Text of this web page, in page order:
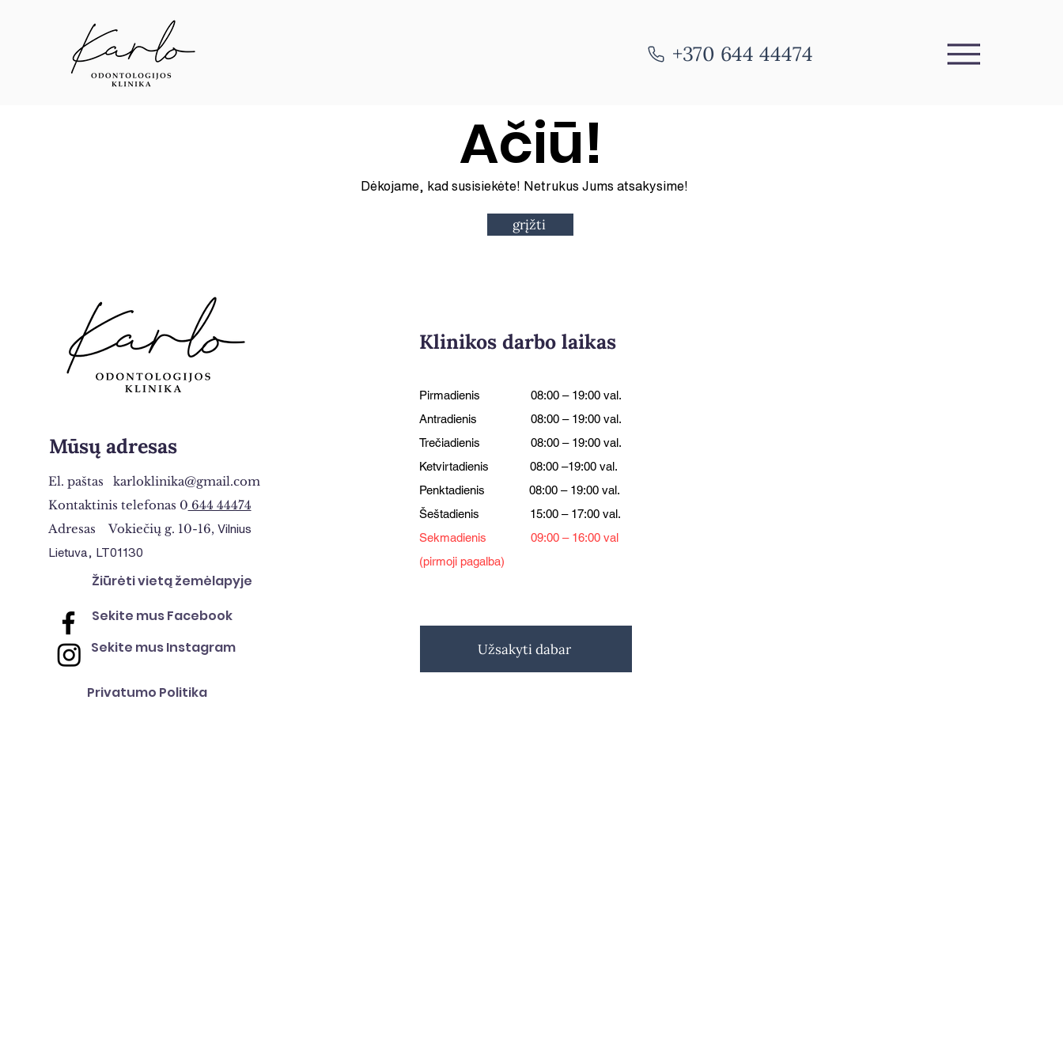
+370 644 44474
Ačiū!
Dėkojame, kad susisiekėte! Netrukus Jums atsakysime!
grįžti
Mūsų adresas
El. paštas karloklinika@gmail.com
Kontaktinis telefonas 0 644 44474
Adresas Vokiečių g. 10-16, Vilnius
Lietuva, LT01130
Žiūrėti vietą žemėlapyje
Sekite mus Facebook
Sekite mus Instagram
Privatumo Politika
Klinikos darbo laikas
Pirmadienis 08:00 – 19:00 val.
Antradienis 08:00 – 19:00 val.
Trečiadienis 08:00 – 19:00 val.
Ketvirtadienis 08:00 –19:00 val.
Penktadienis 08:00 – 19:00 val.
Šeštadienis 15:00 – 17:00 val.
Sekmadienis 09:00 – 16:00 val
(pirmoji pagalba)
Užsakyti dabar